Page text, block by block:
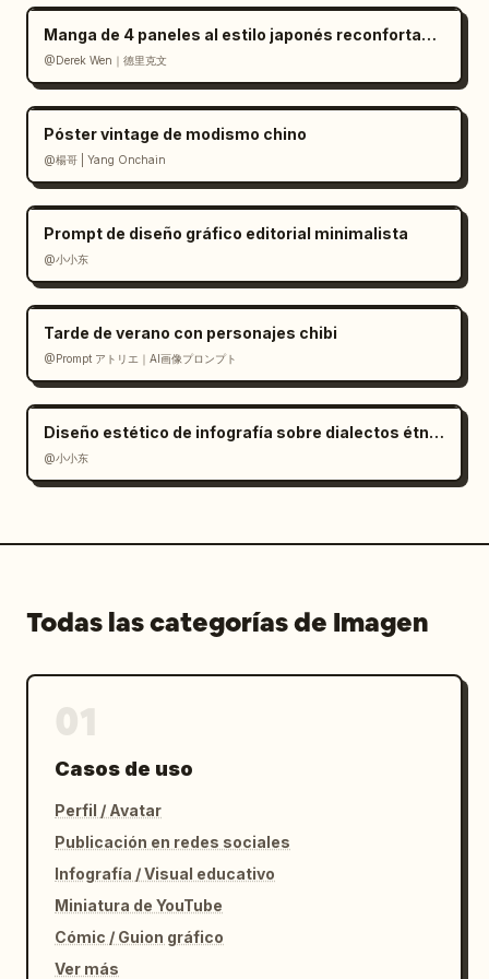
Manga de 4 paneles al estilo japonés reconfortante
@Derek Wen｜德里克文
Póster vintage de modismo chino
@楊哥 | Yang Onchain
Prompt de diseño gráfico editorial minimalista
@小小东
Tarde de verano con personajes chibi
@Prompt アトリエ｜AI画像プロンプト
Diseño estético de infografía sobre dialectos étnicos
@小小东
Todas las categorías de Imagen
Casos de uso
Perfil / Avatar
Publicación en redes sociales
Infografía / Visual educativo
Miniatura de YouTube
Cómic / Guion gráfico
Ver más